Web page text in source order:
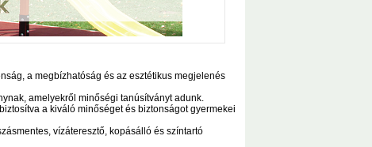
a megbízhatóság és az esztétikus megjelenés
amelyekről minőségi tanúsítványt adunk.
a kiváló minőséget és biztonságot gyermekei
vízáteresztő, kopásálló és színtartó